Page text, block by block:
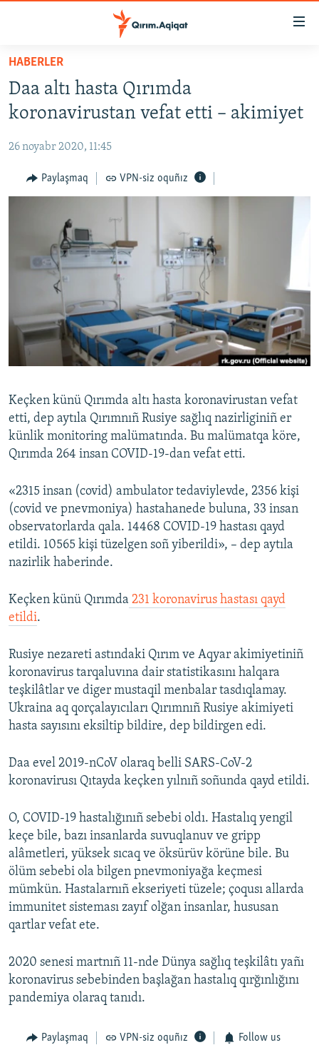
Esas
qaytmaq
Baş
qaytmaq
qaytmaq
HABERLER
CEMİYET
MEDENİYET
SÜRET
BLOGLAR
Русский
Українською
QOŞULIÑIZ!
HABERLER
Daa altı hasta Qırımda
koronavirustan vefat etti – akimiyet
26 noyabr 2020, 11:45
Paylaşmaq VPN-siz oquñız
Keçken künü Qırımda altı hasta koronavirustan vefat
etti, dep aytıla Qırımnıñ Rusiye sağlıq nazirliginiñ er
künlik monitoring malümatında. Bu malümatqa köre,
Qırımda 264 insan COVID-19-dan vefat etti.
«2315 insan (covid) ambulator tedaviylevde, 2356 kişi
(covid ve pnevmoniya) hastahanede buluna, 33 insan
observatorlarda qala. 14468 COVID-19 hastası qayd
etildi. 10565 kişi tüzelgen soñ yiberildi», – dep aytıla
nazirlik haberinde.
Keçken künü Qırımda 231 koronavirus hastası qayd
etildi.
Rusiye nezareti astındaki Qırım ve Aqyar akimiyetiniñ
koronavirus tarqaluvına dair statistikasını halqara
teşkilâtlar ve diger mustaqil menbalar tasdıqlamay.
Ukraina aq qorçalayıcıları Qırımnıñ Rusiye akimiyeti
hasta sayısını eksiltip bildire, dep bildirgen edi.
Daa evel 2019-nCoV olaraq belli SARS-CoV-2
koronavirusı Qıtayda keçken yılnıñ soñunda qayd etildi.
O, COVID-19 hastalığınıñ sebebi oldı. Hastalıq yengil
keçe bile, bazı insanlarda suvuqlanuv ve gripp
alâmetleri, yüksek sıcaq ve öksürüv körüne bile. Bu
ölüm sebebi ola bilgen pnevmoniyağa keçmesi
mümkün. Hastalarnıñ ekseriyeti tüzele; çoqusı allarda
immunitet sisteması zayıf olğan insanlar, hususan
qartlar vefat ete.
2020 senesi martnıñ 11-nde Dünya sağlıq teşkilâtı yañı
koronavirus sebebinden başlağan hastalıq qırğınlığını
pandemiya olaraq tanıdı.
Paylaşmaq VPN-siz oquñız Follow us